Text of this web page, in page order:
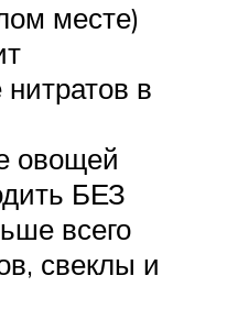
месте)
в
овощей
БЕЗ
всего
свеклы и